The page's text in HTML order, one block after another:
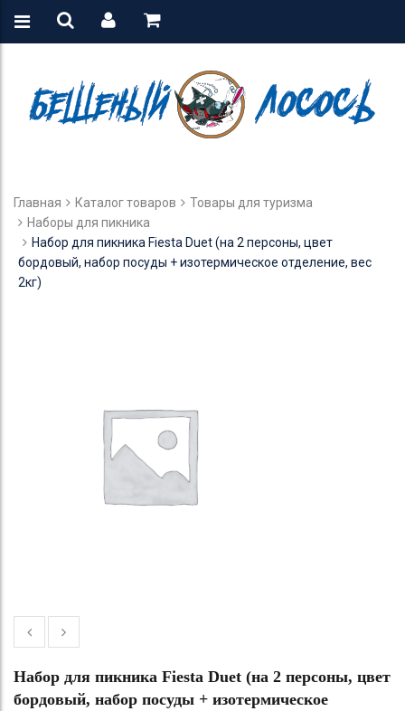
Главная Каталог товаров
Товары для туризма
Наборы для пикника
Набор для пикника Fiesta Duet (на 2 персоны, цвет
бордовый, набор посуды + изотермическое отделение, вес
2кг)
Набор для пикника Fiesta Duet (на 2 персоны, цвет
бордовый, набор посуды + изотермическое